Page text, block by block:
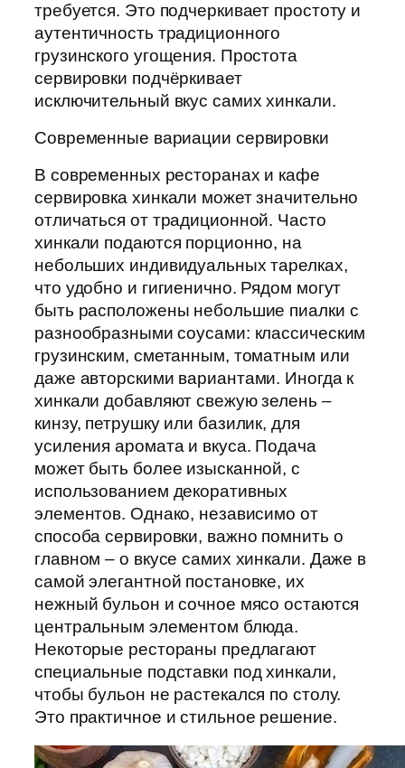
требуется. Это подчеркивает простоту и
аутентичность традиционного
грузинского угощения. Простота
сервировки подчёркивает
исключительный вкус самих хинкали.
Современные вариации сервировки
В современных ресторанах и кафе
сервировка хинкали может значительно
отличаться от традиционной. Часто
хинкали подаются порционно, на
небольших индивидуальных тарелках,
что удобно и гигиенично. Рядом могут
быть расположены небольшие пиалки с
разнообразными соусами: классическим
грузинским, сметанным, томатным или
даже авторскими вариантами. Иногда к
хинкали добавляют свежую зелень –
кинзу, петрушку или базилик, для
усиления аромата и вкуса. Подача
может быть более изысканной, с
использованием декоративных
элементов. Однако, независимо от
способа сервировки, важно помнить о
главном – о вкусе самих хинкали. Даже в
самой элегантной постановке, их
нежный бульон и сочное мясо остаются
центральным элементом блюда.
Некоторые рестораны предлагают
специальные подставки под хинкали,
чтобы бульон не растекался по столу.
Это практичное и стильное решение.